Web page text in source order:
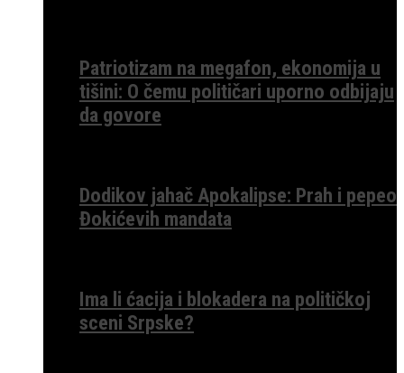
Patriotizam na megafon, ekonomija u
tišini: O čemu političari uporno odbijaju
da govore
Dodikov jahač Apokalipse: Prah i pepeo
Đokićevih mandata
Ima li ćacija i blokadera na političkoj
sceni Srpske?